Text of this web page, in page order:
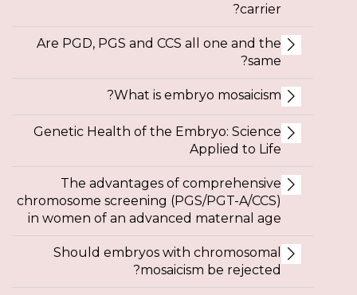
carrier?
Are PGD, PGS and CCS all one and the
same?
What is embryo mosaicism?
Genetic Health of the Embryo: Science
Applied to Life
The advantages of comprehensive
chromosome screening (PGS/PGT-A/CCS)
in women of an advanced maternal age
Should embryos with chromosomal
mosaicism be rejected?